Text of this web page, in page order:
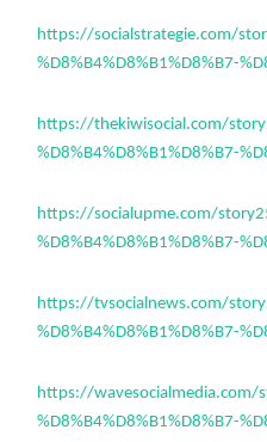
https://socialstrategie.com/
%D8%B4%D8%B1%D8%B7-
https://thekiwisocial.com/
%D8%B4%D8%B1%D8%B7-
https://socialupme.com/
%D8%B4%D8%B1%D8%B7-
https://tvsocialnews.com/
%D8%B4%D8%B1%D8%B7-
https://wavesocialmedia.com/
%D8%B4%D8%B1%D8%B7-